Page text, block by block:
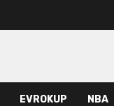
EVROKUP NBA